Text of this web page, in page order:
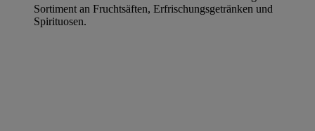
Sortiment an Fruchtsäften, Erfrischungsgetränken und
Spirituosen.